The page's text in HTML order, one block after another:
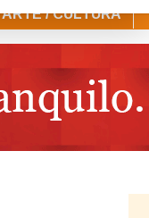
ARTE / CULTURA